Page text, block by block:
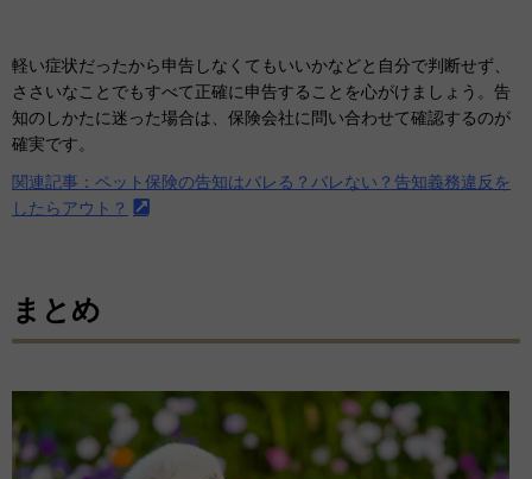
軽い症状だったから申告しなくてもいいかなどと自分で判断せず、
ささいなことでもすべて正確に申告することを心がけましょう。告
知のしかたに迷った場合は、保険会社に問い合わせて確認するのが
確実です。
関連記事：ペット保険の告知はバレる？バレない？告知義務違反を
したらアウト？
まとめ